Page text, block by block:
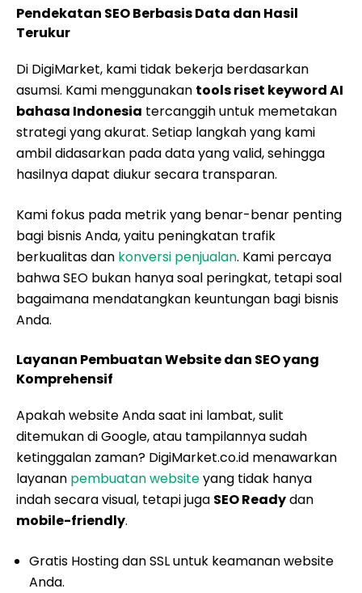
Pendekatan SEO Berbasis Data dan Hasil
Terukur
Di DigiMarket, kami tidak bekerja berdasarkan
asumsi. Kami menggunakan tools riset keyword AI
bahasa Indonesia tercanggih untuk memetakan
strategi yang akurat. Setiap langkah yang kami
ambil didasarkan pada data yang valid, sehingga
hasilnya dapat diukur secara transparan.
Kami fokus pada metrik yang benar-benar penting
bagi bisnis Anda, yaitu peningkatan trafik
berkualitas dan konversi penjualan. Kami percaya
bahwa SEO bukan hanya soal peringkat, tetapi soal
bagaimana mendatangkan keuntungan bagi bisnis
Anda.
Layanan Pembuatan Website dan SEO yang
Komprehensif
Apakah website Anda saat ini lambat, sulit
ditemukan di Google, atau tampilannya sudah
ketinggalan zaman? DigiMarket.co.id menawarkan
layanan pembuatan websiteyang tidak hanya
indah secara visual, tetapi juga SEO Readydan
mobile-friendly.
Gratis Hosting dan SSL untuk keamanan website
Anda.